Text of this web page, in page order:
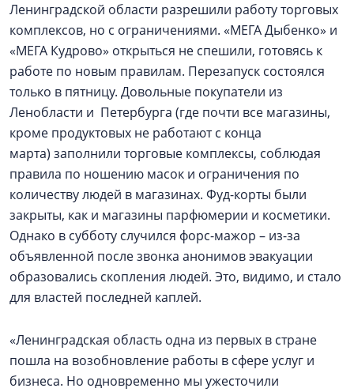
Ленинградской области разрешили работу торговых
комплексов, но с ограничениями. «МЕГА Дыбенко» и
«МЕГА Кудрово» открыться не спешили, готовясь к
работе по новым правилам. Перезапуск состоялся
только в пятницу. Довольные покупатели из
Ленобласти и Петербурга (где почти все магазины,
кроме продуктовых не работают с конца
марта) заполнили торговые комплексы, соблюдая
правила по ношению масок и ограничения по
количеству людей в магазинах. Фуд-корты были
закрыты, как и магазины парфюмерии и косметики.
Однако в субботу случился форс-мажор – из-за
объявленной после звонка анонимов эвакуации
образовались скопления людей. Это, видимо, и стало
для властей последней каплей.
«Ленинградская область одна из первых в стране
пошла на возобновление работы в сфере услуг и
бизнеса. Но одновременно мы ужесточили